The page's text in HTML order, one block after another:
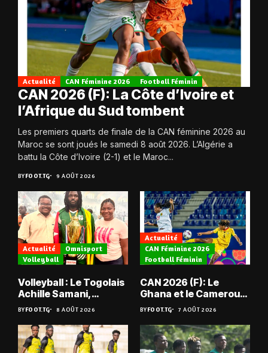
Actualité CAN Féminine 2026 Football Féminin
CAN 2026 (F): La Côte d’Ivoire et
l’Afrique du Sud tombent
Les premiers quarts de finale de la CAN féminine 2026 au
Maroc se sont joués le samedi 8 août 2026. L’Algérie a
battu la Côte d’Ivoire (2-1) et le Maroc...
BYFOOT.TG 9 AOÛT 2026
Actualité
Omnisport
Volleyball
Volleyball : Le Togolais
Achille Samani,
champion du Bénin !
BYFOOT.TG 8 AOÛT 2026
Actualité
CAN Féminine 2026
Football Féminin
CAN 2026 (F): Le
Ghana et le Cameroun
en quarts
BYFOOT.TG 7 AOÛT 2026